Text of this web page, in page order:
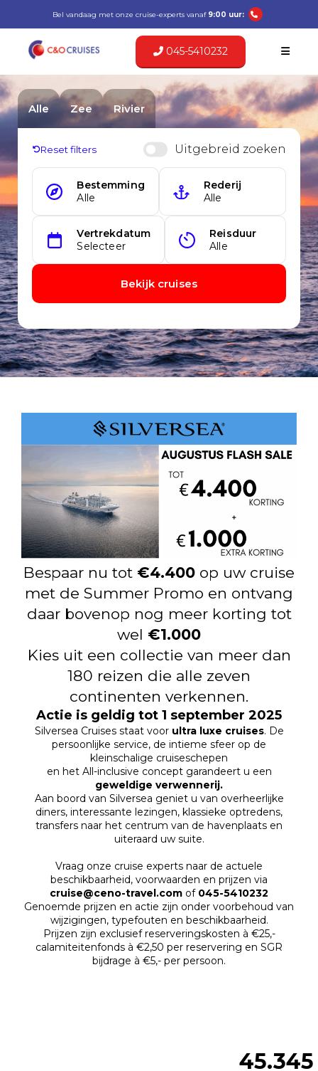
Bel vandaag met onze cruise-experts vanaf 9:00 uur:
045-5410232
Bespaar nu tot €4.400 op uw cruise
met de Summer Promo en ontvang
daar bovenop nog meer korting tot
wel €1.000
Kies uit een collectie van meer dan
180 reizen die alle zeven
continenten verkennen.
Actie is geldig tot 1 september 2025
Silversea Cruises staat voor ultra luxe cruises. De
persoonlijke service, de intieme sfeer op de
kleinschalige cruiseschepen
en het All-inclusive concept garandeert u een
geweldige verwennerij.
Aan boord van Silversea geniet u van overheerlijke
diners, interessante lezingen, klassieke optredens,
transfers naar het centrum van de havenplaats en
uiteraard uw suite.
Vraag onze cruise experts naar de actuele
beschikbaarheid, voorwaarden en prijzen via
cruise@ceno-travel.com of 045-5410232
Genoemde prijzen en actie zijn onder voorbehoud van
wijzigingen, typefouten en beschikbaarheid.
Prijzen zijn exclusief reserveringskosten à €25,-
calamiteitenfonds à €2,50 per reservering en SGR
bijdrage à €5,- per persoon.